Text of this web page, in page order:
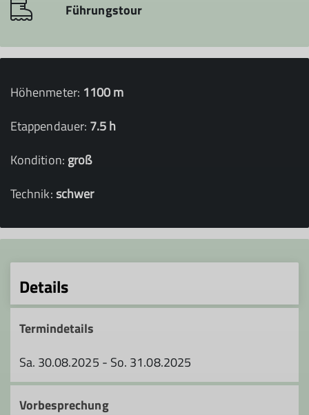
Führungstour
Höhenmeter: 1100 m
Etappendauer: 7.5 h
Kondition: groß
Technik: schwer
Details
Termindetails
Sa. 30.08.2025 - So. 31.08.2025
Vorbesprechung